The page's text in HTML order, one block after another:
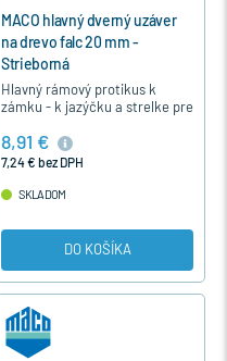
MACO hlavný dverný uzáver
na drevo falc 20 mm -
Strieborná
Hlavný rámový protikus k
zámku - k jazýčku a strelke pre
zadlabanie 4/20-9 a s
koncovkou 9004186585079 aj
8,91 €
7,24 € bez DPH
SKLADOM
DO KOŠÍKA